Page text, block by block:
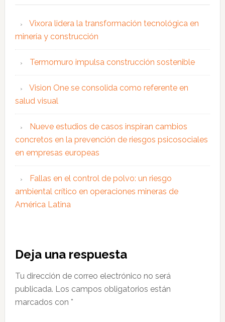
Vixora lidera la transformación tecnológica en
minería y construcción
Termomuro impulsa construcción sostenible
Vision One se consolida como referente en
salud visual
Nueve estudios de casos inspiran cambios
concretos en la prevención de riesgos psicosociales
en empresas europeas
Fallas en el control de polvo: un riesgo
ambiental crítico en operaciones mineras de
América Latina
Interacciones
con
los
lectores
Deja una respuesta
Tu dirección de correo electrónico no será
publicada. Los campos obligatorios están
marcados con *